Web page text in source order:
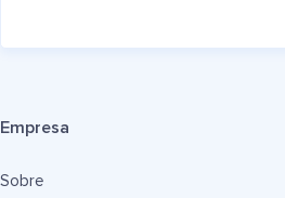
Empresa
Sobre